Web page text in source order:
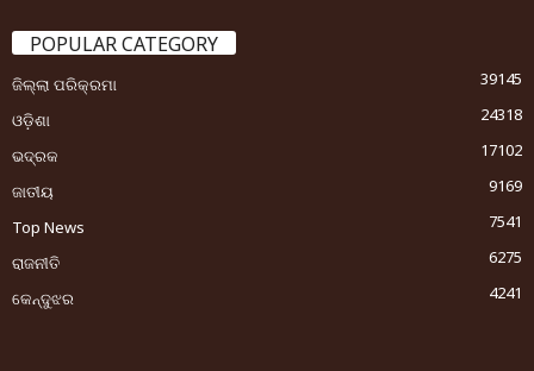
POPULAR CATEGORY
ଜିଲ୍ଲା ପରିକ୍ରମା
39145
ଓଡ଼ିଶା
24318
ଭଦ୍ରକ
17102
ଜାତୀୟ
9169
Top News
7541
ରାଜନୀତି
6275
କେନ୍ଦୁଝର
4241